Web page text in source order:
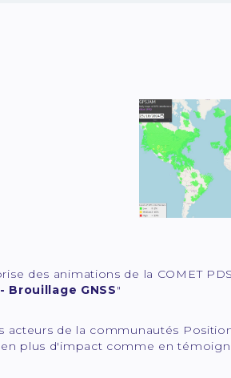
des animations de la COMET
GNSS"
acteurs de la communautés
plus d'impact comme en